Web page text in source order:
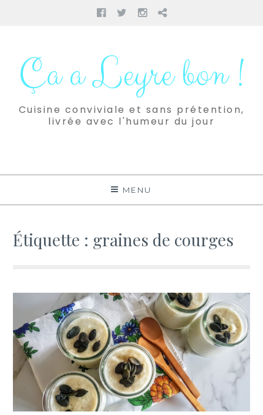
Facebook
TwitterInstagram
Pinterest
contenuÇa a Leyre bon !
Cuisine conviviale et sans prétention,
livrée avec l'humeur du jour
MENU
Étiquette : graines de courges